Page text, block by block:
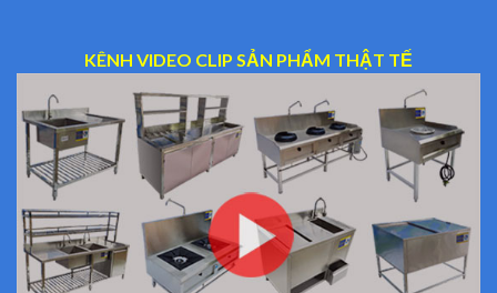
KÊNH VIDEO CLIP SẢN PHẨM THẬT TẾ